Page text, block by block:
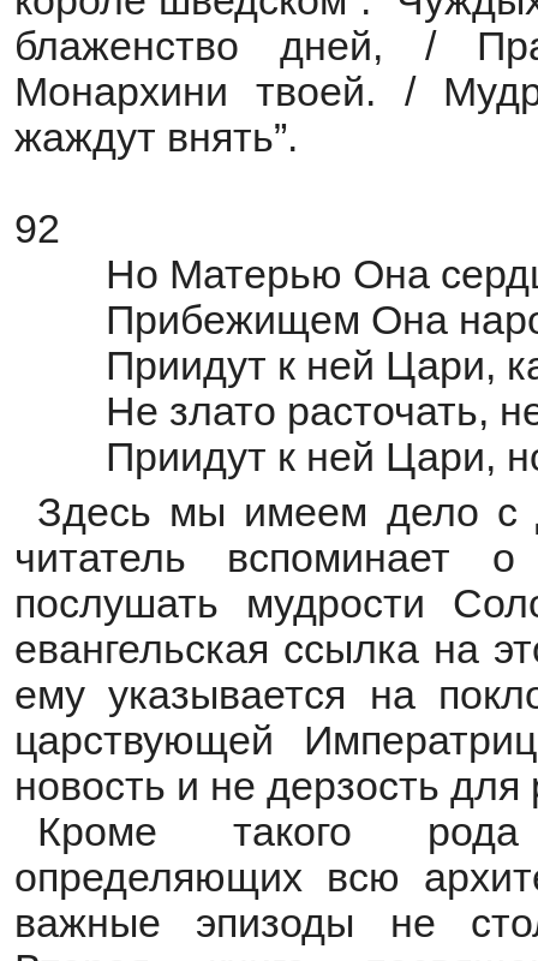
блаженство дней, /
Монархини твоей. /
жаждут внять”.
92
Но Матерью Она
Прибежищем Она
Приидут к ней Цари,
Не злато расточать,
Приидут к ней Цари,
Здесь мы имеем дело с
читатель вспоминает
послушать мудрости
евангельская ссылка на
ему указывается на
царствующей
новость и не дерзость для
Кроме такого рода
определяющих всю
важные эпизоды не